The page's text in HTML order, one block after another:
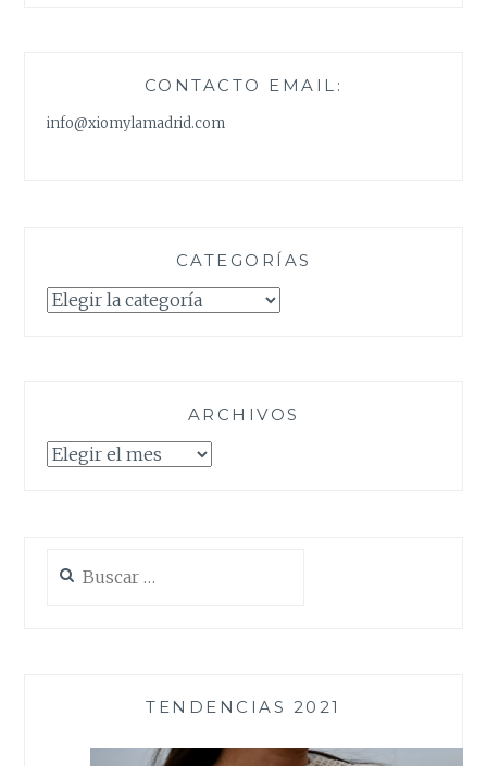
CONTACTO EMAIL:
info@xiomylamadrid.com
CATEGORÍAS
Categorías
ARCHIVOS
Archivos
TENDENCIAS 2021